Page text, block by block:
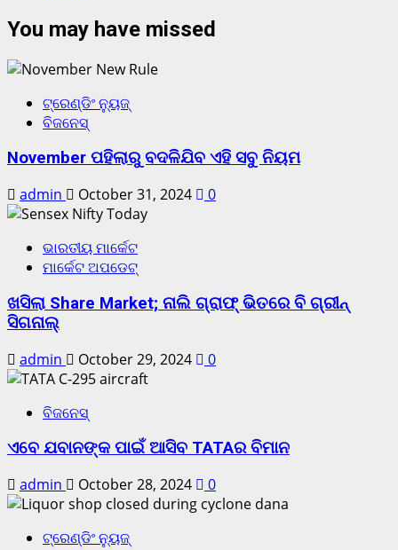
You may have missed
ଟ୍ରେଣ୍ଡିଂ ନ୍ୟୁଜ୍
ବିଜନେସ୍
November ପହିଲାରୁ ବଦଳିଯିବ ଏହି ସବୁ ନିୟମ
admin
October 31, 2024 0
ଭାରତୀୟ ମାର୍କେଟ
ମାର୍କେଟ ଅପଡେଟ୍
ଖସିଲା Share Market; ନାଲି ଗ୍ରାଫ୍ ଭିତରେ ବି ଗ୍ରୀନ୍
ସିଗନାଲ୍
admin
October 29, 2024 0
ବିଜନେସ୍
ଏବେ ଯବାନଙ୍କ ପାଇଁ ଆସିବ TATAର ବିମାନ
admin
October 28, 2024 0
ଟ୍ରେଣ୍ଡିଂ ନ୍ୟୁଜ୍